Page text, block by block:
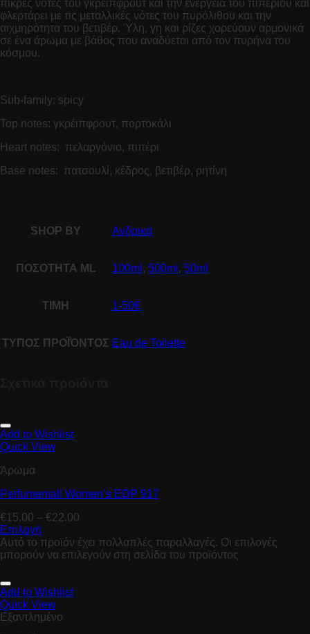
πικρές νότες του γκρειπφρουτ και την ενέργεια του πιπεριού και
φλερτάρει με τις μεταλλικές νότες του πυρόλιθου και την
αιχμηρότητα του βετιβέρ. Ύλη, γη και ρίζες χορεύουν αρμονικά
σε ένα άρωμα με βάθος που αναδύεται από τον πυρήνα του
κόσμου.
Sub-family: spicy
Top notes: γκρέιπφρουτ, πορτοκάλι
Heart notes: πελαργόνιο, πιπέρι
Base notes: πατσουλί, κέδρος, βετιβέρ, ρητίνη
SHOP BY Ανδρικά
ΠΟΣΟΤΗΤΑ ML 100ml , 500ml , 50ml
ΤΙΜΗ 1-50€
ΤΥΠΟΣ ΠΡΟΪΌΝΤΟΣ Eau de Toilette
Add to Wishlist
Quick View
Άρωμα
Perfumemall Women’s EDP 917
€15.00 – €22.00
Επιλογή
Αυτό το προϊόν έχει πολλαπλές παραλλαγές. Οι επιλογές
μπορούν να επιλεγούν στη σελίδα του προϊόντος
Add to Wishlist
Quick View
Εξαντλημένο